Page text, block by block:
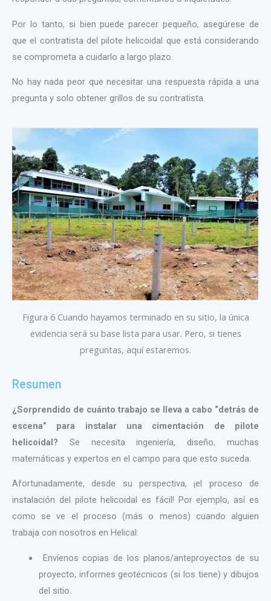
Por lo tanto, si bien puede parecer pequeño, asegúrese de
que el contratista del pilote helicoidal que está considerando
se comprometa a cuidarlo a largo plazo.
No hay nada peor que necesitar una respuesta rápida a una
pregunta y solo obtener grillos de su contratista.
Figura 6 Cuando hayamos terminado en su sitio, la única
evidencia será su base lista para usar. Pero, si tienes
preguntas, aquí estaremos.
Resumen
¿Sorprendido de cuánto trabajo se lleva a cabo “detrás de
escena” para instalar una cimentación de pilote
helicoidal? Se necesita ingeniería, diseño, muchas
matemáticas y expertos en el campo para que esto suceda.
Afortunadamente, desde su perspectiva, ¡el proceso de
instalación del pilote helicoidal es fácil! Por ejemplo, así es
como se ve el proceso (más o menos) cuando alguien
trabaja con nosotros en Helical:
Envíenos copias de los planos/anteproyectos de su
proyecto, informes geotécnicos (si los tiene) y dibujos
del sitio.